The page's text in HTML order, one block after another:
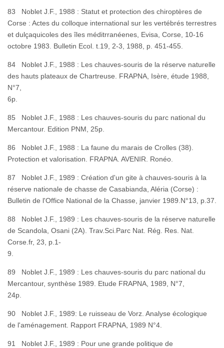
83 Noblet J.F., 1988 : Statut et protection des chiroptères de
Corse : Actes du colloque international sur les vertébrés terrestres
et dulçaquicoles des îles méditrranéenes, Evisa, Corse, 10-16
octobre 1983. Bulletin Ecol. t.19, 2-3, 1988, p. 451-455.
84 Noblet J.F., 1988 : Les chauves-souris de la réserve naturelle
des hauts plateaux de Chartreuse. FRAPNA, Isère, étude 1988,
N°7,
85 Noblet J.F., 1988 : Les chauves-souris du parc national du
Mercantour. Edition PNM, 25p.
86 Noblet J.F., 1988 : La faune du marais de Crolles (38).
Protection et valorisation. FRAPNA. AVENIR. Ronéo.
87 Noblet J.F., 1989 : Création d'un gite à chauves-souris à la
réserve nationale de chasse de Casabianda, Aléria (Corse) :
Bulletin de l'Office National de la Chasse, janvier 1989.N°13, p.37.
88 Noblet J.F., 1989 : Les chauves-souris de la réserve naturelle
de Scandola, Osani (2A). Trav.Sci.Parc Nat. Rég. Res. Nat.
Corse.fr, 23, p.1-
89 Noblet J.F., 1989 : Les chauves-souris du parc national du
Mercantour, synthèse 1989. Etude FRAPNA, 1989, N°7,
90 Noblet J.F., 1989: Le ruisseau de Vorz. Analyse écologique
de l'aménagement. Rapport FRAPNA, 1989 N°4.
91 Noblet J.F., 1989 : Pour une grande politique de